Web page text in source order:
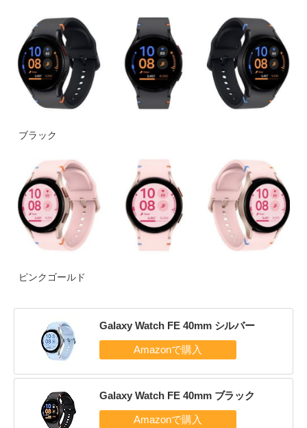
ブラック
ピンクゴールド
Galaxy Watch FE 40mm シルバー
Galaxy Watch FE 40mm ブラック